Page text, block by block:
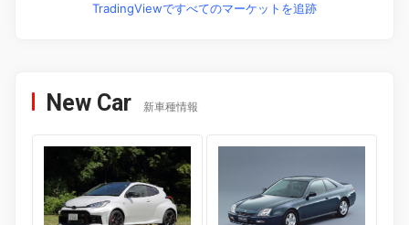
TradingViewですべてのマーケットを追跡
New Car 新車種情報